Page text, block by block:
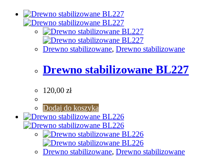
Drewno stabilizowane, Drewno stabilizowane
Drewno stabilizowane BL227
120,00 zł
Dodaj do koszyka
Drewno stabilizowane, Drewno stabilizowane